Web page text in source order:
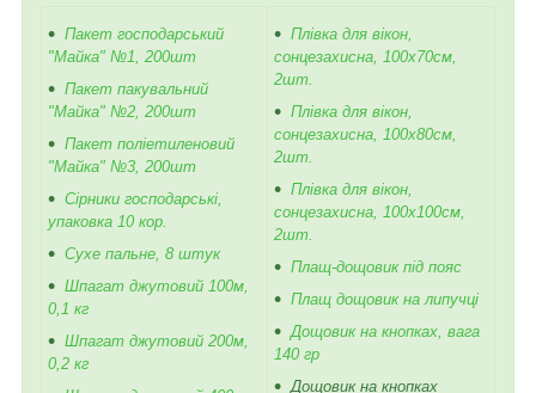
Пакет господарський
"Майка" №1, 200шт
Пакет пакувальний
"Майка" №2, 200шт
Пакет поліетиленовий
"Майка" №3, 200шт
Сірники господарські,
упаковка 10 кор.
Сухе пальне, 8 штук
Шпагат джутовий 100м,
0,1 кг
Шпагат джутовий 200м,
0,2 кг
Плівка для вікон,
сонцезахисна, 100х70см,
2шт.
Плівка для вікон,
сонцезахисна, 100х80см,
2шт.
Плівка для вікон,
сонцезахисна, 100х100см,
2шт.
Плащ-дощовик під пояс
Плащ дощовик на липучці
Дощовик на кнопках, вага
140 гр
Дощовик на кнопках